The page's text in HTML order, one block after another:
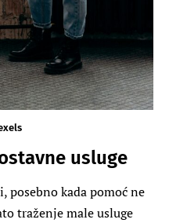
usluge
posebno kada pomoć ne
traženje male usluge